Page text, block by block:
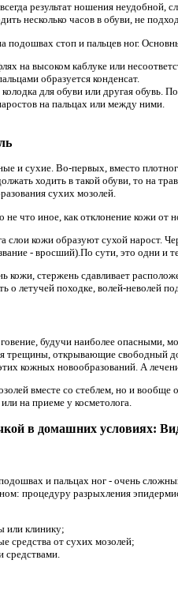
результат ношения неудобной,
несколько часов в обуви, не
подошвах стоп и пальцев ног.
на высоком каблуке или
образуется конденсат.
для обуви или другая обувь.
на пальцах или между ними.
и сухие. Во-первых, вместо
ходить в такой обуви, то на
сухих мозолей.
что иное, как отклонение кожи от
слои кожи образуют сухой нарост.
- вросший).По сути, это одни и
кожи, стержень сдавливает
о летучей походке, волей-неволей
будучи наиболее опасными,
трещины, открывающие свободный
кожных новообразований. А
вместе со стеблем, но и
на приеме у косметолога.
в ​​домашних условиях:
и пальцах ног - очень
процедуру разрыхления
или клинику;
средства от сухих мозолей;
средствами.